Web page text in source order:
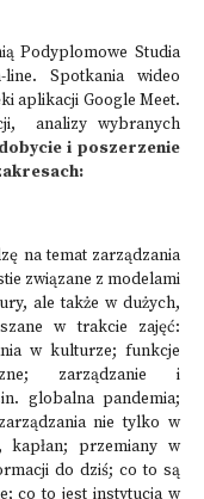
Podyplomowe Studia
Spotkania wideo
aplikacji Google Meet.
analizy wybranych
i poszerzenie
na temat zarządzania
związane z modelami
ale także w dużych,
w trakcie zajęć:
w kulturze; funkcje
zarządzanie i
globalna pandemia;
nie tylko w
kapłan; przemiany w
do dziś; co to są
co to jest instytucja w